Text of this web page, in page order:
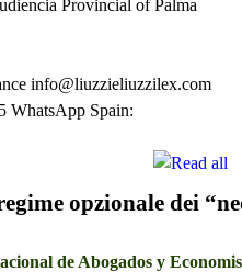
Provincial of Palma
info@liuzzieliuzzilex.com
WhatsApp Spain:
opzionale dei
de Abogados y